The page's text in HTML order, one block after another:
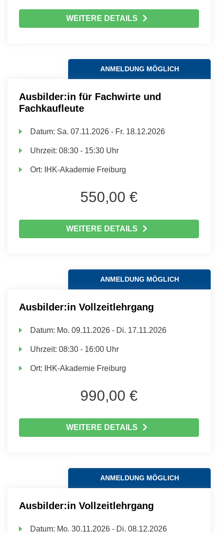
WEITERE DETAILS
ANMELDUNG MÖGLICH
Ausbilder:in für Fachwirte und
Fachkaufleute
Datum: Sa. 07.11.2026 - Fr. 18.12.2026
Uhrzeit:08:30 - 15:30 Uhr
Ort: IHK-Akademie Freiburg
550,00 €
WEITERE DETAILS
ANMELDUNG MÖGLICH
Ausbilder:in Vollzeitlehrgang
Datum: Mo. 09.11.2026 - Di. 17.11.2026
Uhrzeit:08:30 - 16:00 Uhr
Ort: IHK-Akademie Freiburg
990,00 €
WEITERE DETAILS
ANMELDUNG MÖGLICH
Ausbilder:in Vollzeitlehrgang
Datum: Mo. 30.11.2026 - Di. 08.12.2026